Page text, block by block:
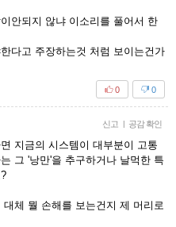
안되지 않냐 이소리를 풀어서 한
다고 주장하는것 처럼 보이는건가
0
0
신고 | 공감 확인
지금의 시스템이 대부분이 고통
그 '낭만'을 추구하거나 날먹한 특
체 뭘 손해를 보는건지 제 머리로